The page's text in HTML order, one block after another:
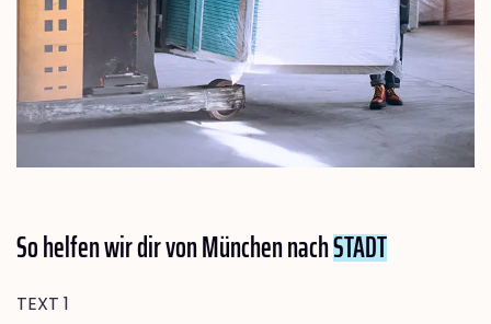
So helfen wir dir von München nachSTADT
TEXT 1